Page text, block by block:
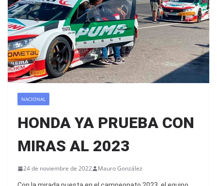
NACIONAL
HONDA YA PRUEBA CON
MIRAS AL 2023
24 de noviembre de 2022 Mauro González